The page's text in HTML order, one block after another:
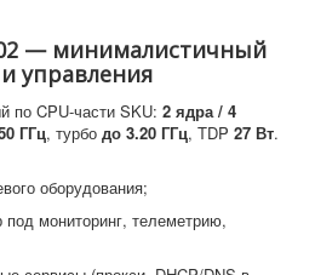
— минималистичный
управления
по CPU-части SKU: 2 ядра / 4
ГГц, турбо до 3.20 ГГц, TDP 27 Вт.
оборудования;
мониторинг, телеметрию,